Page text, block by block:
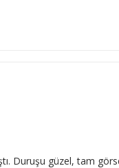
Duruşu güzel, tam